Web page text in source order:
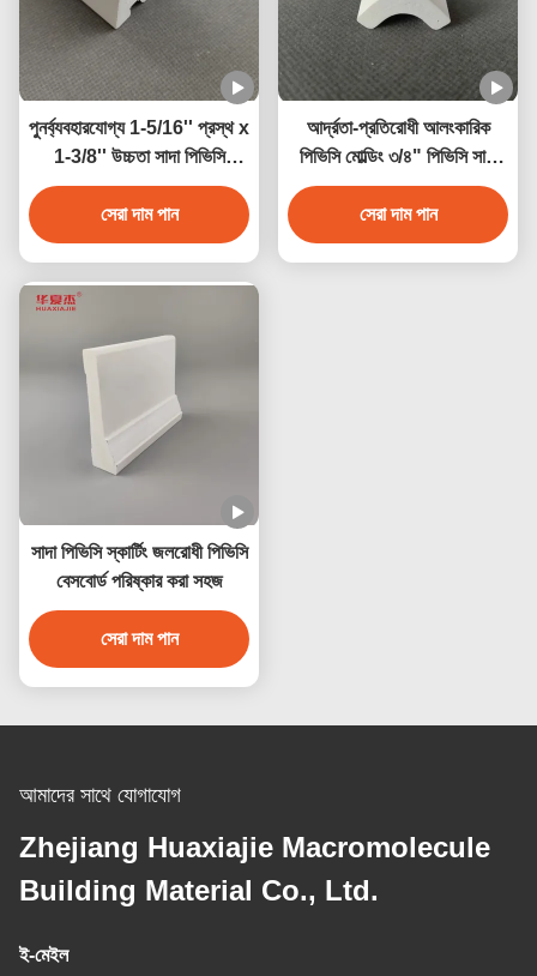
পুনর্ব্যবহারযোগ্য 1-5/16'' প্রস্থ x
1-3/8'' উচ্চতা সাদা পিভিসি
জানালার সিল নোজ পিভিসি মোল্ডিং
অভ্যন্তরীণ সজ্জা
সেরা দাম পান
আর্দ্রতা-প্রতিরোধী আলংকারিক
পিভিসি মোল্ডিং ৩/৪" পিভিসি সাদা
কোভ অভ্যন্তরীণ সজ্জা এবং
বহিরাগত ব্যবহারের জন্য
সেরা দাম পান
সাদা পিভিসি স্কার্টিং জলরোধী পিভিসি
বেসবোর্ড পরিষ্কার করা সহজ
সেরা দাম পান
আমাদের সাথে যোগাযোগ
Zhejiang Huaxiajie Macromolecule
Building Material Co., Ltd.
ই-মেইল